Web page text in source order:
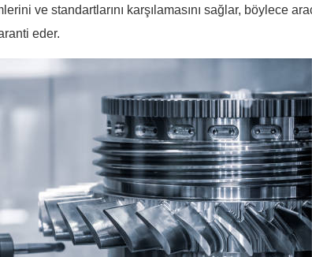
ve standartlarını karşılamasını sağlar, böylece
eder.